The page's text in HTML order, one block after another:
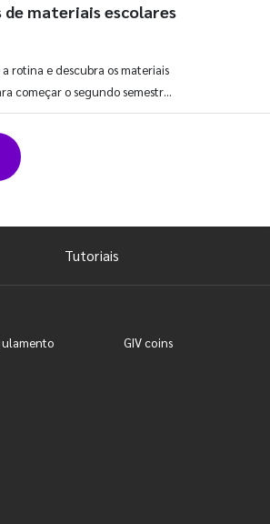
de materiais escolares
rotina e descubra os materiais
começar o segundo semestre
Tutoriais
GIV coins